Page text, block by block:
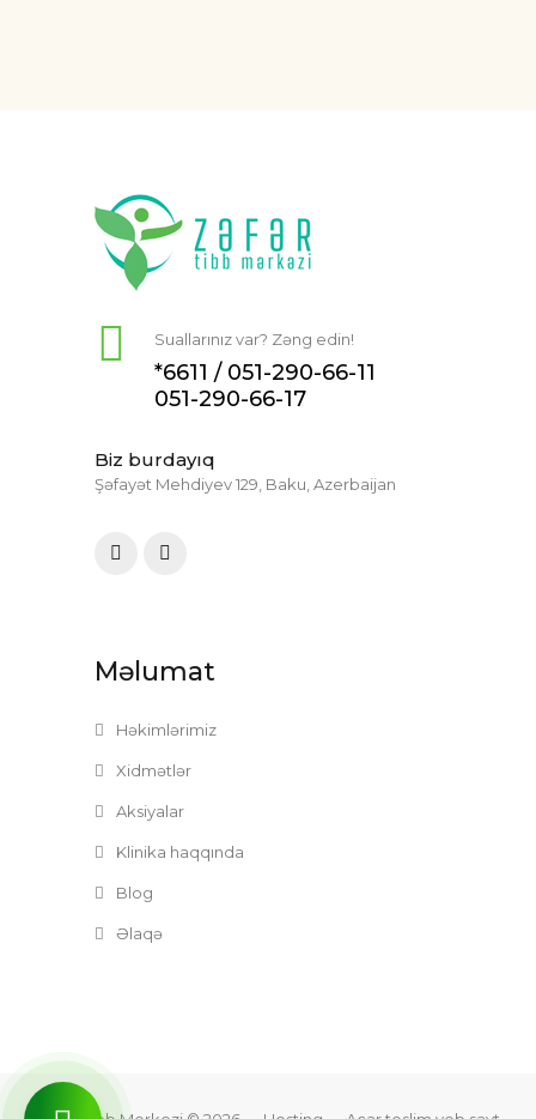
Suallarınız var? Zəng edin!
*6611 / 051-290-66-11
051-290-66-17
Biz burdayıq
Şəfayət Mehdiyev 129, Baku, Azerbaijan
Məlumat
Həkimlərimiz
Xidmətlər
Aksiyalar
Klinika haqqında
Blog
Əlaqə